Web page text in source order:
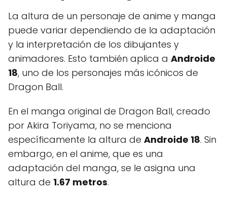
La altura de un personaje de anime y manga
puede variar dependiendo de la adaptación
y la interpretación de los dibujantes y
animadores. Esto también aplica a Androide
18, uno de los personajes más icónicos de
Dragon Ball.
En el manga original de Dragon Ball, creado
por Akira Toriyama, no se menciona
específicamente la altura de Androide 18. Sin
embargo, en el anime, que es una
adaptación del manga, se le asigna una
altura de 1.67 metros.